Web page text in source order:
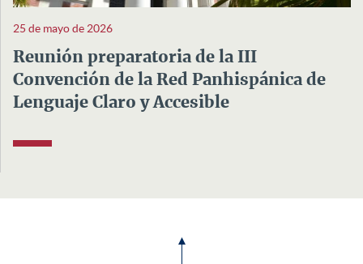
25 de mayo de 2026
Reunión preparatoria de la III
Convención de la Red Panhispánica de
Lenguaje Claro y Accesible